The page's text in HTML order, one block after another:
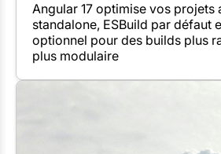
Angular 17 optimise vos projets
standalone, ESBuild par défaut
optionnel pour des builds plus
plus modulaire